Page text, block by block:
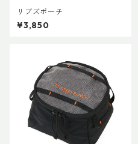
リブズポーチ
¥3,850